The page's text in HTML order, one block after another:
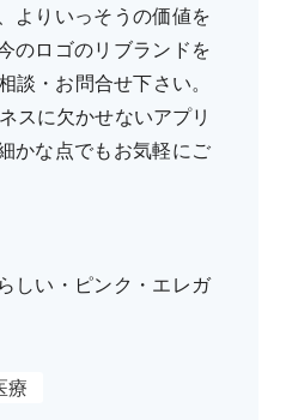
よりいっそうの価値を
のロゴのリブランドを
・お問合せ下さい。
スに欠かせないアプリ
かな点でもお気軽にご
しい・ピンク・エレガ
療